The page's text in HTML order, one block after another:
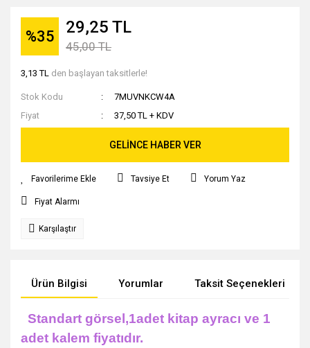
%35 29,25 TL
45,00 TL
3,13 TL den başlayan taksitlerle!
Stok Kodu
7MUVNKCW4A
Fiyat
37,50 TL + KDV
GELİNCE HABER VER
Tavsiye Et Yorum Yaz
Fiyat Alarmı
Karşılaştır
Ürün Bilgisi Yorumlar Taksit Seçenekleri
Standart görsel,1adet kitap ayracı ve 1
adet kalem fiyatıdır.